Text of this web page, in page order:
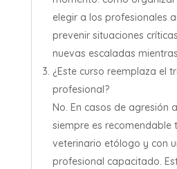
elegir a los profesionales
prevenir situaciones
nuevas escaladas
¿Este curso reemplaza el
profesional?
No. En casos de agresión
siempre es recomendable
veterinario etólogo y con
profesional capacitado.